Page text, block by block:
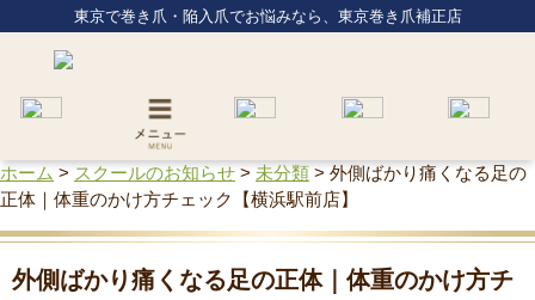
東京で巻き爪・陥入爪でお悩みなら、東京巻き爪補正店
ホーム > スクールのお知らせ > 未分類 > 外側ばかり痛くなる足の
正体｜体重のかけ方チェック【横浜駅前店】
外側ばかり痛くなる足の正体｜体重のかけ方チ